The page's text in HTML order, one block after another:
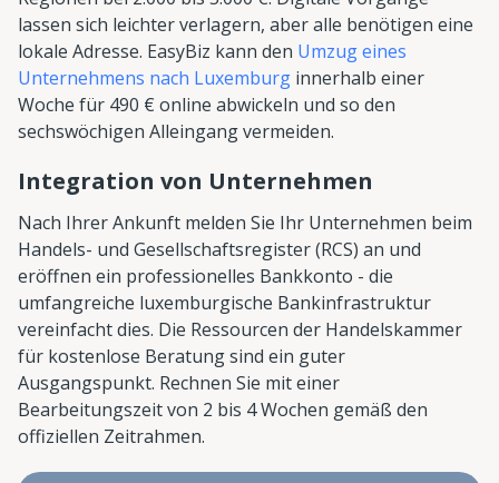
lassen sich leichter verlagern, aber alle benötigen eine
lokale Adresse. EasyBiz kann den Umzug eines
Unternehmens nach Luxemburg innerhalb einer
Woche für 490 € online abwickeln und so den
sechswöchigen Alleingang vermeiden.
Integration von Unternehmen
Nach Ihrer Ankunft melden Sie Ihr Unternehmen beim
Handels- und Gesellschaftsregister (RCS) an und
eröffnen ein professionelles Bankkonto - die
umfangreiche luxemburgische Bankinfrastruktur
vereinfacht dies. Die Ressourcen der Handelskammer
für kostenlose Beratung sind ein guter
Ausgangspunkt. Rechnen Sie mit einer
Bearbeitungszeit von 2 bis 4 Wochen gemäß den
offiziellen Zeitrahmen.